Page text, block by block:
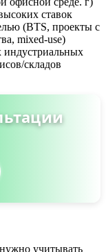
ставок
(BTS, проекты с
mixed-use)
индустриальных
складов
учитывать